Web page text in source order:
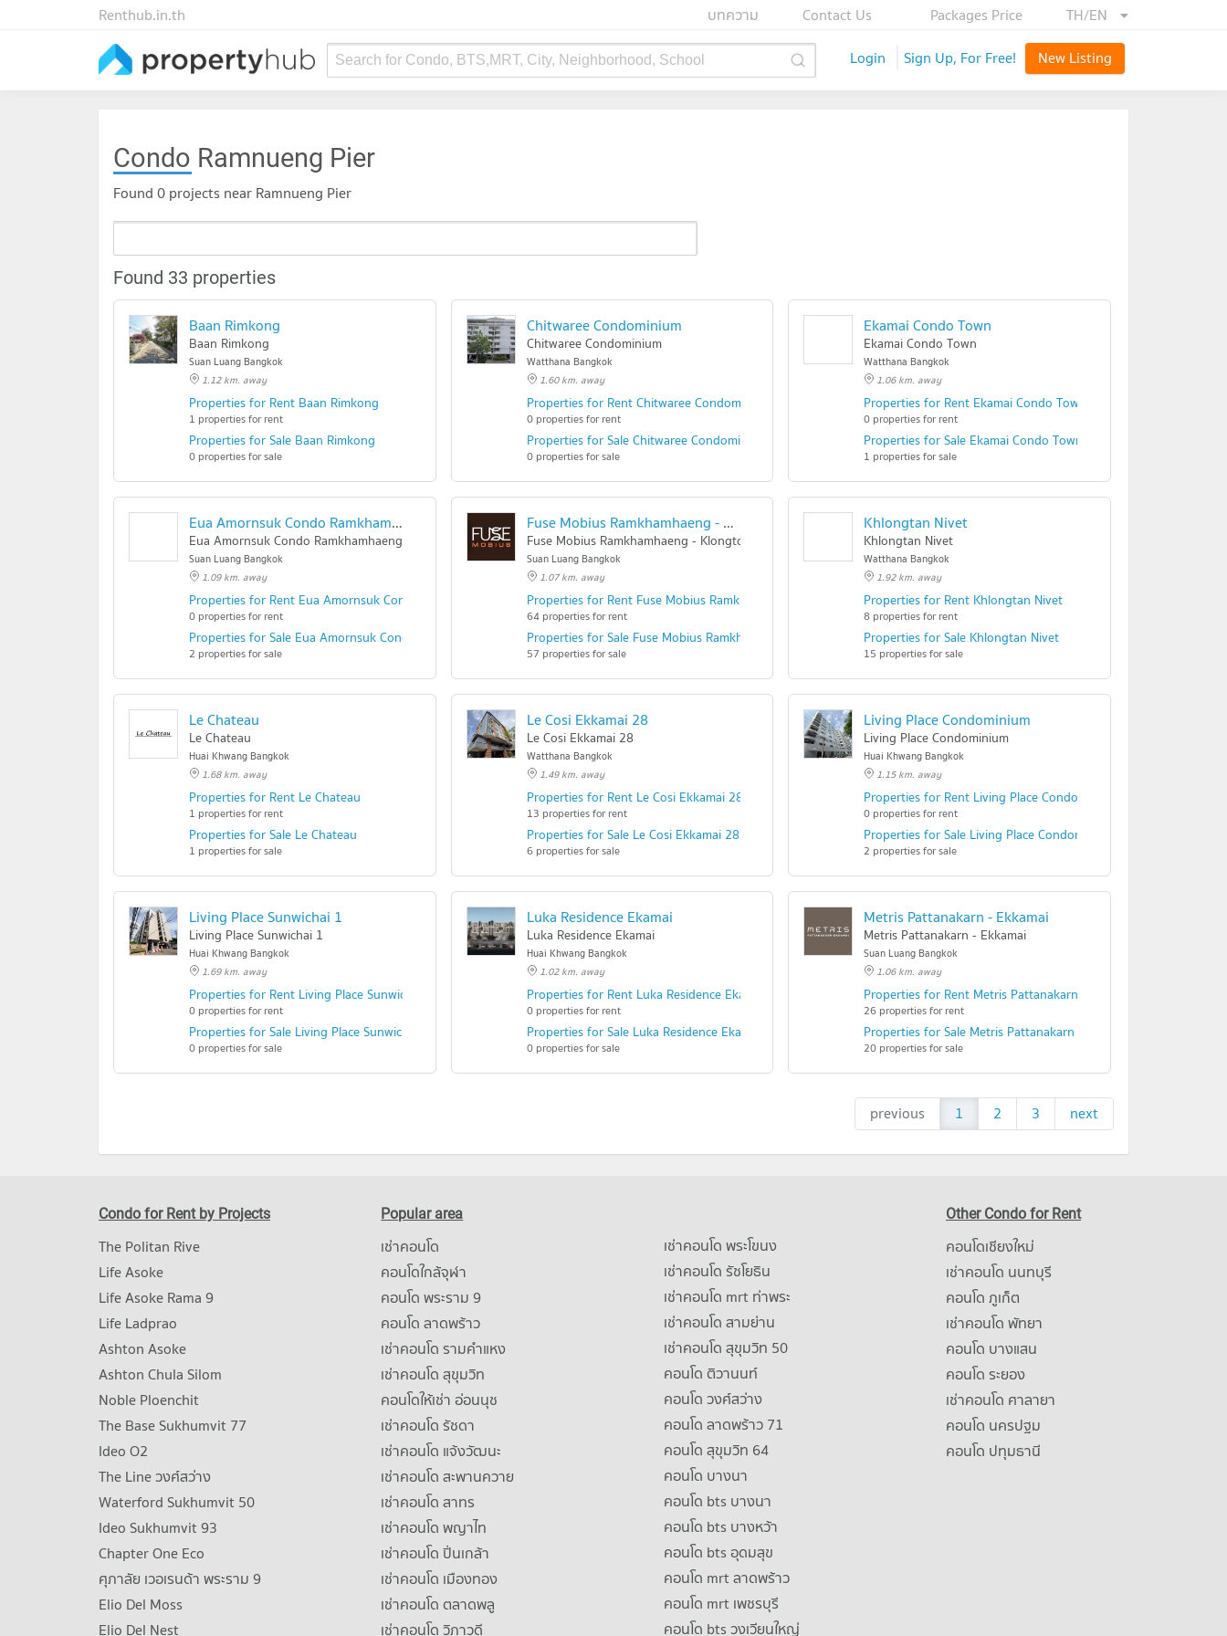
TH/EN
Packages Price
Contact Us
บทความ
Renthub.in.th
Search for Condo, BTS,MRT, City, Neighborhood, School Login Sign Up, For Free! New Listing
Condo Ramnueng Pier
Found 0 projects near Ramnueng Pier
Found 33 properties
Baan Rimkong
Baan Rimkong
Suan Luang Bangkok
1.12 km. away
Properties for Rent Baan Rimkong
1 properties for rent
Properties for Sale Baan Rimkong
0 properties for sale
Chitwaree Condominium
Chitwaree Condominium
Watthana Bangkok
1.60 km. away
Properties for Rent Chitwaree Condominium
0 properties for rent
Properties for Sale Chitwaree Condominium
0 properties for sale
Ekamai Condo Town
Ekamai Condo Town
Watthana Bangkok
1.06 km. away
Properties for Rent Ekamai Condo Town
0 properties for rent
Properties for Sale Ekamai Condo Town
1 properties for sale
Eua Amornsuk Condo Ramkhamhaeng
Eua Amornsuk Condo Ramkhamhaeng
Suan Luang Bangkok
1.09 km. away
Properties for Rent Eua Amornsuk Condo Ramkhamhaeng
0 properties for rent
Properties for Sale Eua Amornsuk Condo Ramkhamhaeng
2 properties for sale
Fuse Mobius Ramkhamhaeng - Klongton
Fuse Mobius Ramkhamhaeng - Klongton
Suan Luang Bangkok
1.07 km. away
Properties for Rent Fuse Mobius Ramkhamhaeng - Klongton
64 properties for rent
Properties for Sale Fuse Mobius Ramkhamhaeng - Klongton
57 properties for sale
Khlongtan Nivet
Khlongtan Nivet
Watthana Bangkok
1.92 km. away
Properties for Rent Khlongtan Nivet
8 properties for rent
Properties for Sale Khlongtan Nivet
15 properties for sale
Le Chateau
Le Chateau
Huai Khwang Bangkok
1.68 km. away
Properties for Rent Le Chateau
1 properties for rent
Properties for Sale Le Chateau
1 properties for sale
Le Cosi Ekkamai 28
Le Cosi Ekkamai 28
Watthana Bangkok
1.49 km. away
Properties for Rent Le Cosi Ekkamai 28
13 properties for rent
Properties for Sale Le Cosi Ekkamai 28
6 properties for sale
Living Place Condominium
Living Place Condominium
Huai Khwang Bangkok
1.15 km. away
Properties for Rent Living Place Condominium
0 properties for rent
Properties for Sale Living Place Condominium
2 properties for sale
Living Place Sunwichai 1
Living Place Sunwichai 1
Huai Khwang Bangkok
1.69 km. away
Properties for Rent Living Place Sunwichai 1
0 properties for rent
Properties for Sale Living Place Sunwichai 1
0 properties for sale
Luka Residence Ekamai
Luka Residence Ekamai
Huai Khwang Bangkok
1.02 km. away
Properties for Rent Luka Residence Ekamai
0 properties for rent
Properties for Sale Luka Residence Ekamai
0 properties for sale
Metris Pattanakarn - Ekkamai
Metris Pattanakarn - Ekkamai
Suan Luang Bangkok
1.06 km. away
Properties for Rent Metris Pattanakarn - Ekkamai
26 properties for rent
Properties for Sale Metris Pattanakarn - Ekkamai
20 properties for sale
previous 1 2 3 next
Condo for Rent by Projects
The Politan Rive
Life Asoke
Life Asoke Rama 9
Life Ladprao
Ashton Asoke
Ashton Chula Silom
Noble Ploenchit
The Base Sukhumvit 77
Ideo O2
The Line วงศ์สว่าง
Waterford Sukhumvit 50
Ideo Sukhumvit 93
Chapter One Eco
ศุภาลัย เวอเรนด้า พระราม 9
Elio Del Moss
Elio Del Nest
Popular area
เช่าคอนโด
คอนโดใกล้จุฬา
คอนโด พระราม 9
คอนโด ลาดพร้าว
เช่าคอนโด รามคําแหง
เช่าคอนโด สุขุมวิท
คอนโดให้เช่า อ่อนนุช
เช่าคอนโด รัชดา
เช่าคอนโด แจ้งวัฒนะ
เช่าคอนโด สะพานควาย
เช่าคอนโด สาทร
เช่าคอนโด พญาไท
เช่าคอนโด ปิ่นเกล้า
เช่าคอนโด เมืองทอง
เช่าคอนโด ตลาดพลู
เช่าคอนโด วิภาวดี
เช่าคอนโด พระโขนง
เช่าคอนโด รัชโยธิน
เช่าคอนโด mrt ท่าพระ
เช่าคอนโด สามย่าน
เช่าคอนโด สุขุมวิท 50
คอนโด ติวานนท์
คอนโด วงศ์สว่าง
คอนโด ลาดพร้าว 71
คอนโด สุขุมวิท 64
คอนโด บางนา
คอนโด bts บางนา
คอนโด bts บางหว้า
คอนโด bts อุดมสุข
คอนโด mrt ลาดพร้าว
คอนโด mrt เพชรบุรี
คอนโด bts วงเวียนใหญ่
Other Condo for Rent
คอนโดเชียงใหม่
เช่าคอนโด นนทบุรี
คอนโด ภูเก็ต
เช่าคอนโด พัทยา
คอนโด บางแสน
คอนโด ระยอง
เช่าคอนโด ศาลายา
คอนโด นครปฐม
คอนโด ปทุมธานี